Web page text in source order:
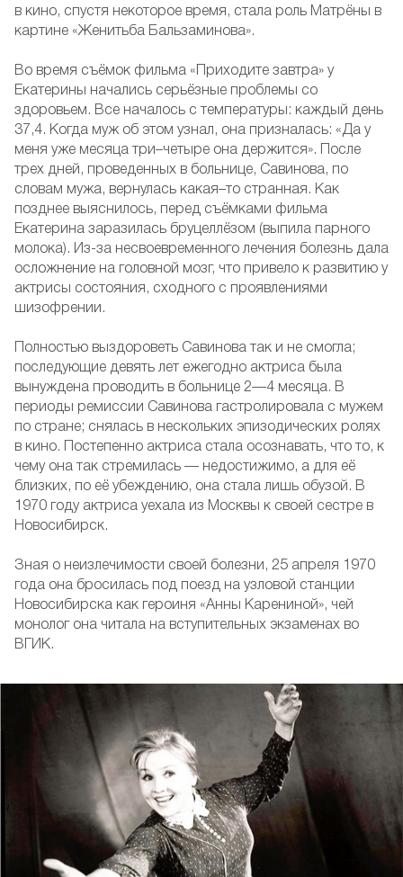
в кино, спустя некоторое время, стала роль Матрёны в
картине «Женитьба Бальзаминова».
Во время съёмок фильма «Приходите завтра» у
Екатерины начались серьёзные проблемы со
здоровьем. Все началось с температуры: каждый день
37,4. Когда муж об этом узнал, она призналась: «Да у
меня уже месяца три–четыре она держится». После
трех дней, проведенных в больнице, Савинова, по
словам мужа, вернулась какая–то странная. Как
позднее выяснилось, перед съёмками фильма
Екатерина заразилась бруцеллёзом (выпила парного
молока). Из-за несвоевременного лечения болезнь дала
осложнение на головной мозг, что привело к развитию у
актрисы состояния, сходного с проявлениями
шизофрении.
Полностью выздороветь Савинова так и не смогла;
последующие девять лет ежегодно актриса была
вынуждена проводить в больнице 2—4 месяца. В
периоды ремиссии Савинова гастролировала с мужем
по стране; снялась в нескольких эпизодических ролях
в кино. Постепенно актриса стала осознавать, что то, к
чему она так стремилась — недостижимо, а для её
близких, по её убеждению, она стала лишь обузой. В
1970 году актриса уехала из Москвы к своей сестре в
Новосибирск.
Зная о неизлечимости своей болезни, 25 апреля 1970
года она бросилась под поезд на узловой станции
Новосибирска как героиня «Анны Карениной», чей
монолог она читала на вступительных экзаменах во
ВГИК.